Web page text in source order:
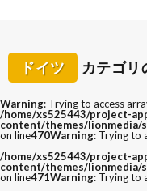
ドイツ カテゴリ
Warning: Trying to access
/home/xs525443/project-
content/themes/lionmedia/
on line470Warning: Trying to
/home/xs525443/project-
content/themes/lionmedia/
on line471Warning: Trying to